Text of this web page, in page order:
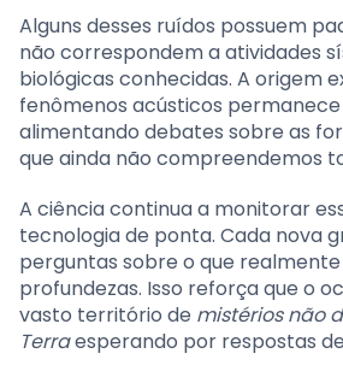
Alguns desses ruídos possuem
não correspondem a atividades
biológicas conhecidas. A origem
fenômenos acústicos permanece
alimentando debates sobre as
que ainda não compreendemos
A ciência continua a monitorar
tecnologia de ponta. Cada nova
perguntas sobre o que
profundezas. Isso reforça que o
vasto território de mistérios não
Terraesperando por respostas